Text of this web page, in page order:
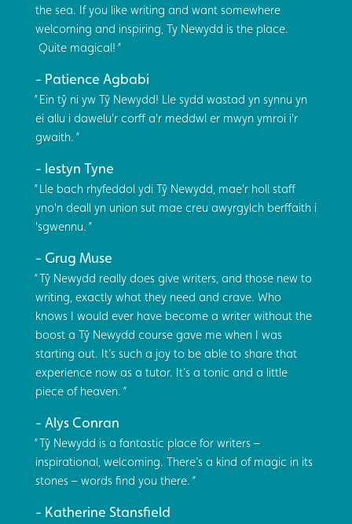
the sea. If you like writing and want somewhere
welcoming and inspiring, Ty Newydd is the place.
Quite magical!
Patience Agbabi
Ein tŷ ni yw Tŷ Newydd! Lle sydd wastad yn synnu yn
ei allu i dawelu'r corff a'r meddwl er mwyn ymroi i'r
gwaith.
Iestyn Tyne
Lle bach rhyfeddol ydi Tŷ Newydd, mae'r holl staff
yno'n deall yn union sut mae creu awyrgylch berffaith i
'sgwennu.
Grug Muse
Tŷ Newydd really does give writers, and those new to
writing, exactly what they need and crave. Who
knows I would ever have become a writer without the
boost a Tŷ Newydd course gave me when I was
starting out. It’s such a joy to be able to share that
experience now as a tutor. It’s a tonic and a little
piece of heaven.
Alys Conran
Tŷ Newydd is a fantastic place for writers –
inspirational, welcoming. There’s a kind of magic in its
stones – words find you there.
Katherine Stansfield